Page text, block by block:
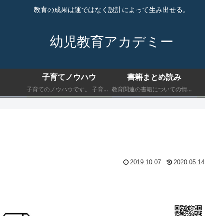
教育の成果は運ではなく設計によって生み出せる。
幼児教育アカデミー
子育てノウハウ
子育てのノウハウです。 子育てにおいて最低限知っておくべきことを書きます。
書籍まとめ読み
教育関連の書籍についての情報です。 子育てにおいて最低限知っておくべきことを書きます。
2019.10.07 2020.05.14